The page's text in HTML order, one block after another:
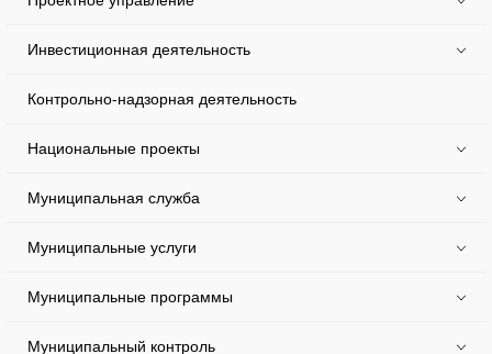
Инвестиционная деятельность
Контрольно-надзорная деятельность
Национальные проекты
Муниципальная служба
Муниципальные услуги
Муниципальные программы
Муниципальный контроль